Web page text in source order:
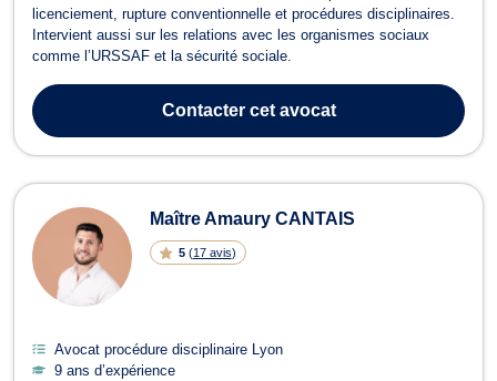
licenciement, rupture conventionnelle et procédures disciplinaires.
Intervient aussi sur les relations avec les organismes sociaux
comme l’URSSAF et la sécurité sociale.
Contactercet avocat
Maître Amaury CANTAIS
5 (17 avis)
Avocat procédure disciplinaire Lyon
9 ans d’expérience